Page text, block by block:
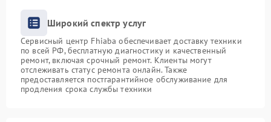
Широкий спектр услуг
Сервисный центр Fhiaba обеспечивает доставку техники
по всей РФ, бесплатную диагностику и качественный
ремонт, включая срочный ремонт. Клиенты могут
отслеживать статус ремонта онлайн. Также
предоставляется постгарантийное обслуживание для
продления срока службы техники